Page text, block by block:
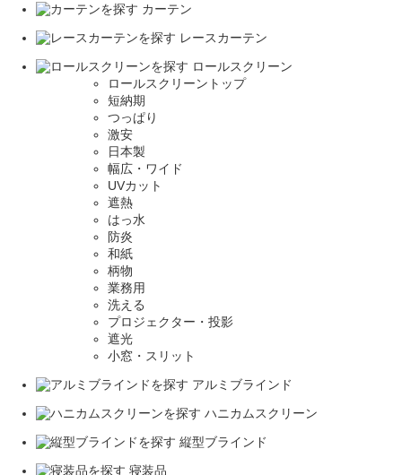
カーテン
レースカーテン
ロールスクリーン
ロールスクリーントップ
短納期
つっぱり
激安
日本製
幅広・ワイド
UVカット
遮熱
はっ水
防炎
和紙
柄物
業務用
洗える
プロジェクター・投影
遮光
小窓・スリット
アルミブラインド
ハニカムスクリーン
縦型ブラインド
寝装品